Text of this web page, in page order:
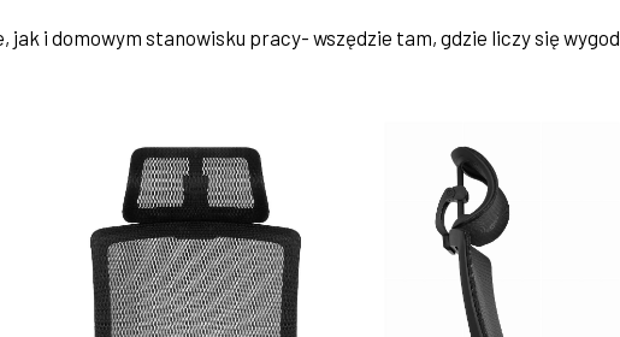
i domowym stanowisku pracy- wszędzie tam, gdzie liczy się